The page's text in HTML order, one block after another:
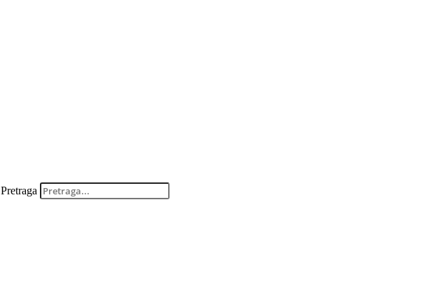
Pretraga